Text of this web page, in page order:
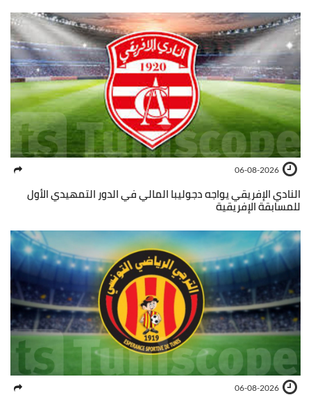
06-08-2026
النادي الإفريقي يواجه دجوليبا المالي في الدور التمهيدي الأول
للمسابقة الإفريقية
06-08-2026